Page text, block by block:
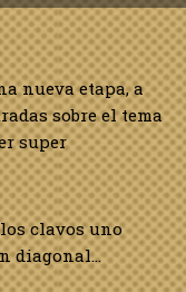
nueva etapa, a
sobre el tema
super
clavos uno
diagonal…